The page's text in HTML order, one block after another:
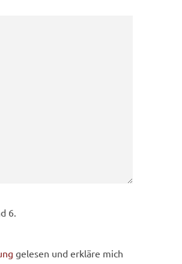
6.
gelesen und erkläre mich